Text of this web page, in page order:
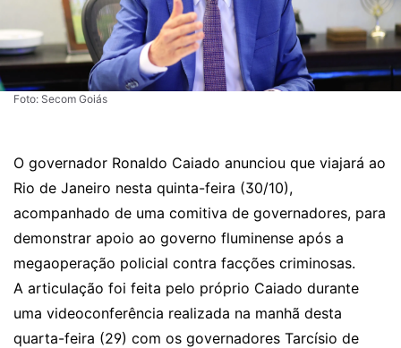
Foto: Secom Goiás
O governador Ronaldo Caiado anunciou que viajará ao
Rio de Janeiro nesta quinta-feira (30/10),
acompanhado de uma comitiva de governadores, para
demonstrar apoio ao governo fluminense após a
megaoperação policial contra facções criminosas.
A articulação foi feita pelo próprio Caiado durante
uma videoconferência realizada na manhã desta
quarta-feira (29) com os governadores Tarcísio de